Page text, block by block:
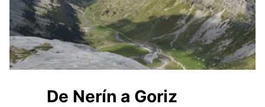
De Nerín a Goriz